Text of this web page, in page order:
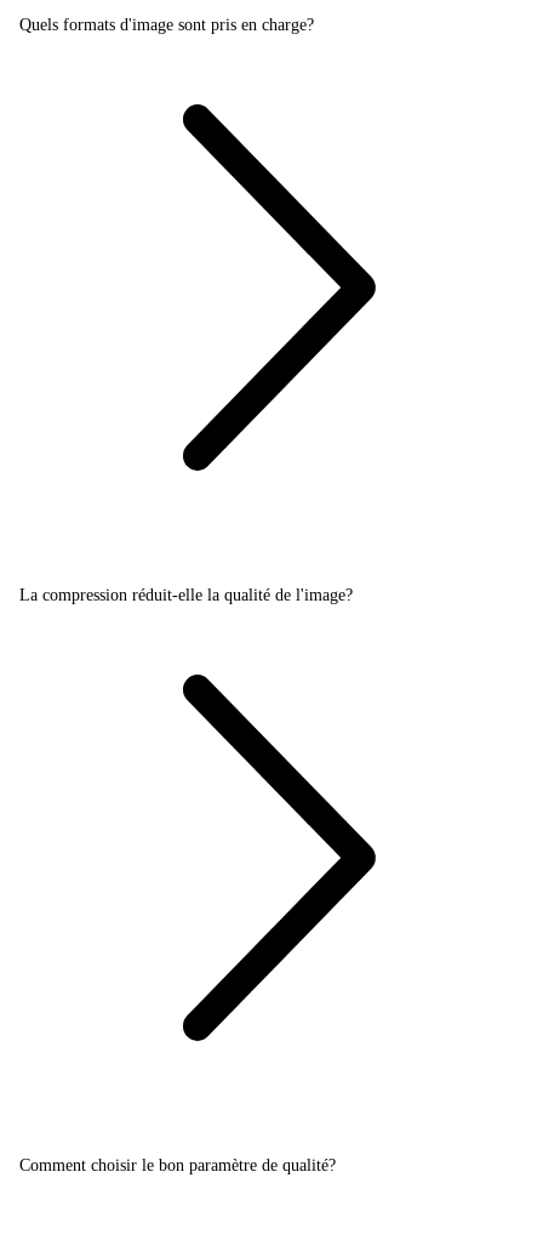
Quels formats d'image sont pris en charge?
La compression réduit-elle la qualité de l'image?
Comment choisir le bon paramètre de qualité?